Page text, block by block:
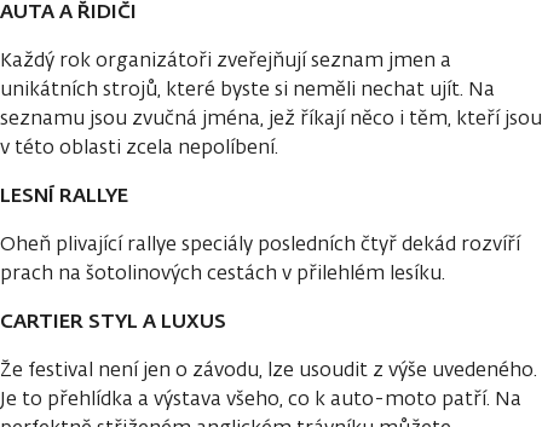
AUTA A ŘIDIČI
Každý rok organizátoři zveřejňují seznam jmen a
unikátních strojů, které byste si neměli nechat ujít. Na
seznamu jsou zvučná jména, jež říkají něco i těm, kteří jsou
v této oblasti zcela nepolíbení.
LESNÍ RALLYE
Oheň plivající rallye speciály posledních čtyř dekád rozvíří
prach na šotolinových cestách v přilehlém lesíku.
CARTIER STYL A LUXUS
Že festival není jen o závodu, lze usoudit z výše uvedeného.
Je to přehlídka a výstava všeho, co k auto-moto patří. Na